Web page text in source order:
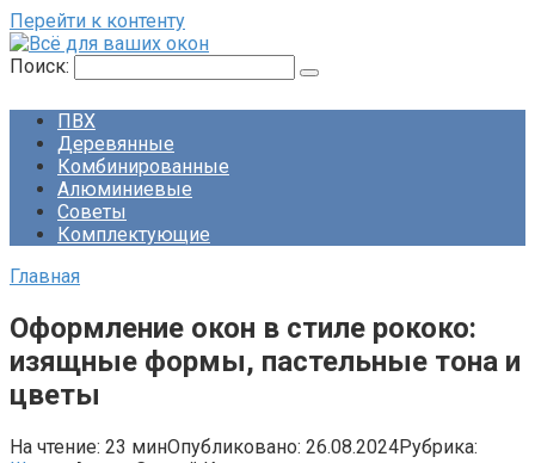
Перейти к контенту
Поиск:
ПВХ
Деревянные
Комбинированные
Алюминиевые
Советы
Комплектующие
Главная
Оформление окон в стиле рококо:
изящные формы, пастельные тона и
цветы
На чтение: 23 минОпубликовано: 26.08.2024Рубрика: